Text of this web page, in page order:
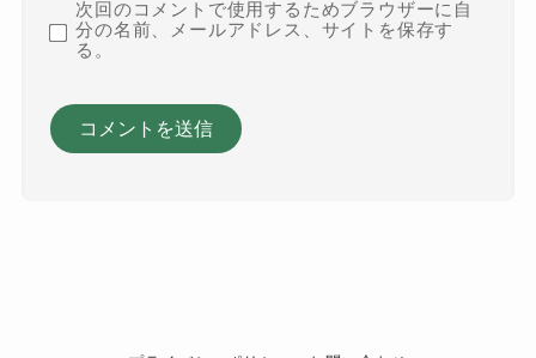
次回のコメントで使用するためブラウザーに自
分の名前、メールアドレス、サイトを保存す
る。